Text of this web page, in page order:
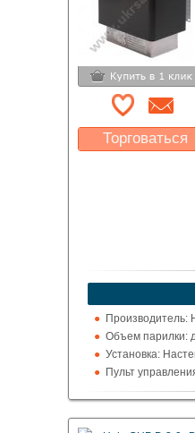
Торговаться
Производитель:
Объем парилки:
Установка:
Пульт
Использование: